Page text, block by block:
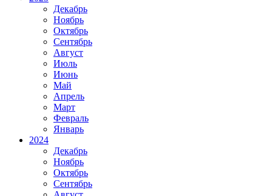
Декабрь
Ноябрь
Октябрь
Сентябрь
Август
Июль
Июнь
Май
Апрель
Март
Февраль
Январь
2024
Декабрь
Ноябрь
Октябрь
Сентябрь